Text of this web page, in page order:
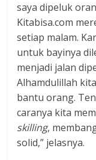
saya dipeluk
Kitabisa.com
setiap malam.
untuk bayinya
menjadi jalan
Alhamdulillah
bantu orang.
caranya kita
skilling,
solid,” jelasnya.